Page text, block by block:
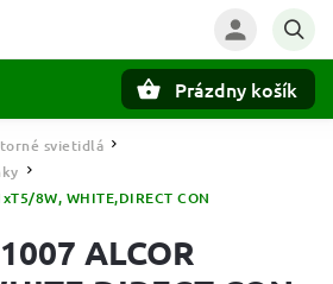
Prázdny košík
svietidlá /
/
8W, WHITE,DIRECT CON
ALCOR